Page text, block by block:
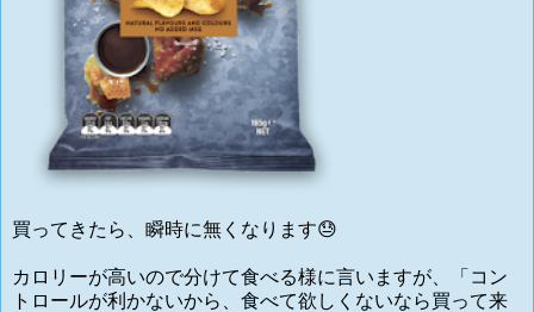
買ってきたら、瞬時に無くなります😓
カロリーが高いので分けて食べる様に言いますが、「コン
トロールが利かないから、食べて欲しくないなら買って来